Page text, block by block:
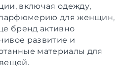
включая одежду,
парфюмерию для женщин,
бренд активно
развитие и
материалы для